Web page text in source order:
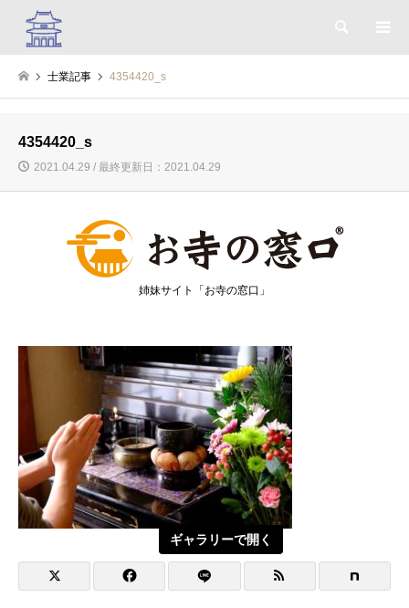
士業記事 4354420_s
4354420_s
2021.04.29 / 最終更新日：2021.04.29
姉妹サイト「お寺の窓口」
ギャラリーで開く